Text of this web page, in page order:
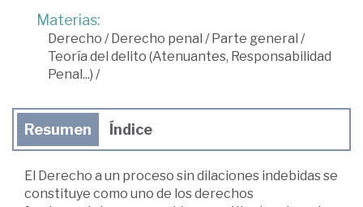
Materias:
Derecho /Derecho penal /Parte general /
Teoría del delito (Atenuantes, Responsabilidad
Penal...) /
Resumen Índice
El Derecho a un proceso sin dilaciones indebidas se
constituye como uno de los derechos